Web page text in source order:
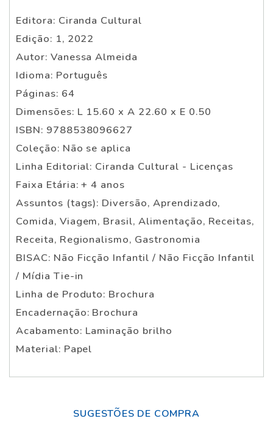
Editora: Ciranda Cultural
Edição: 1, 2022
Autor: Vanessa Almeida
Idioma: Português
Páginas: 64
Dimensões: L 15.60 x A 22.60 x E 0.50
ISBN: 9788538096627
Coleção: Não se aplica
Linha Editorial: Ciranda Cultural - Licenças
Faixa Etária: + 4 anos
Assuntos (tags): Diversão, Aprendizado,
Comida, Viagem, Brasil, Alimentação, Receitas,
Receita, Regionalismo, Gastronomia
BISAC: Não Ficção Infantil / Não Ficção Infantil
/ Mídia Tie-in
Linha de Produto: Brochura
Encadernação: Brochura
Acabamento: Laminação brilho
Material: Papel
SUGESTÕES DE COMPRA